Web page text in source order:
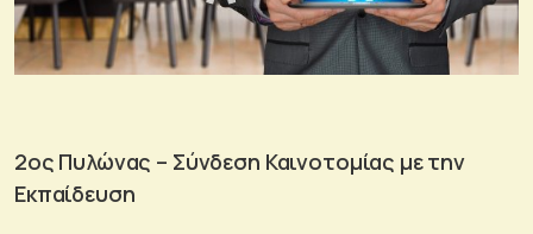
2ος Πυλώνας – Σύνδεση Καινοτομίας με την
Εκπαίδευση